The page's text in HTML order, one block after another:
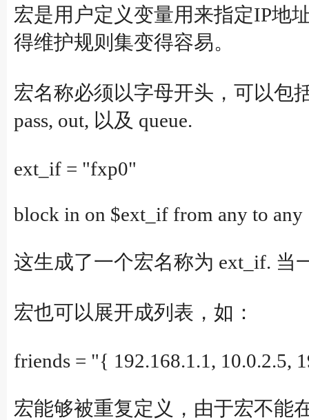
宏是用户定义变量用来指定IP地
得维护规则集变得容易。
宏名称必须以字母开头，可以包
pass, out, 以及 queue.
ext_if = "fxp0"
block in on $ext_if from any to any
这生成了一个宏名称为 ext_if. 当
宏也可以展开成列表，如：
friends = "{ 192.168.1.1, 10.0.2.5,
宏能够被重复定义，由于宏不能